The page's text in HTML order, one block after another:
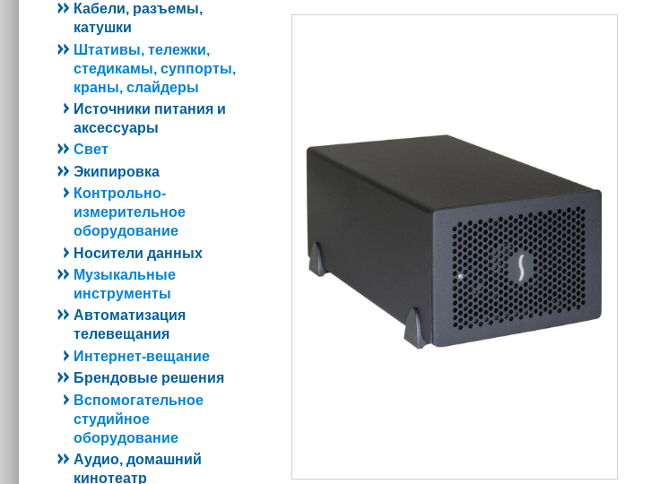
Кабели, разъемы,
катушки
Штативы, тележки,
стедикамы, суппорты,
краны, слайдеры
Источники питания и
аксессуары
Свет
Экипировка
Контрольно-
измерительное
оборудование
Носители данных
Музыкальные
инструменты
Автоматизация
телевещания
Интернет-вещание
Брендовые решения
Вспомогательное
студийное
оборудование
Аудио, домашний
кинотеатр